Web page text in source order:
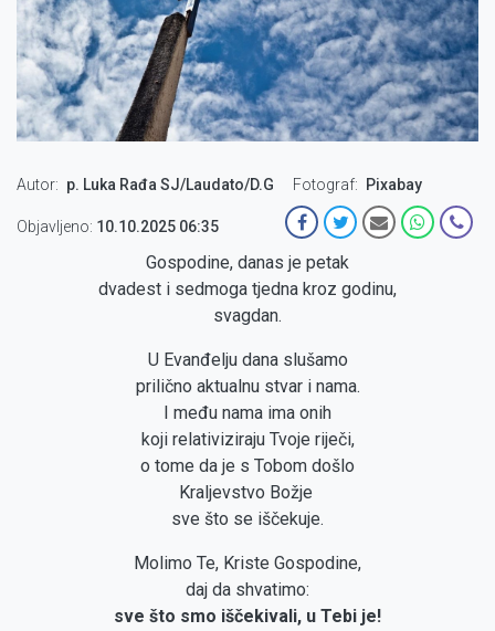
Autor p. Luka Rađa SJ/Laudato/D.G Fotograf Pixabay
Objavljeno: 10.10.2025 06:35
Gospodine, danas je petak
dvadest i sedmoga tjedna kroz godinu,
svagdan.
U Evanđelju dana slušamo
prilično aktualnu stvar i nama.
I među nama ima onih
koji relativiziraju Tvoje riječi,
o tome da je s Tobom došlo
Kraljevstvo Božje
sve što se iščekuje.
Molimo Te, Kriste Gospodine,
daj da shvatimo:
sve što smo iščekivali, u Tebi je!